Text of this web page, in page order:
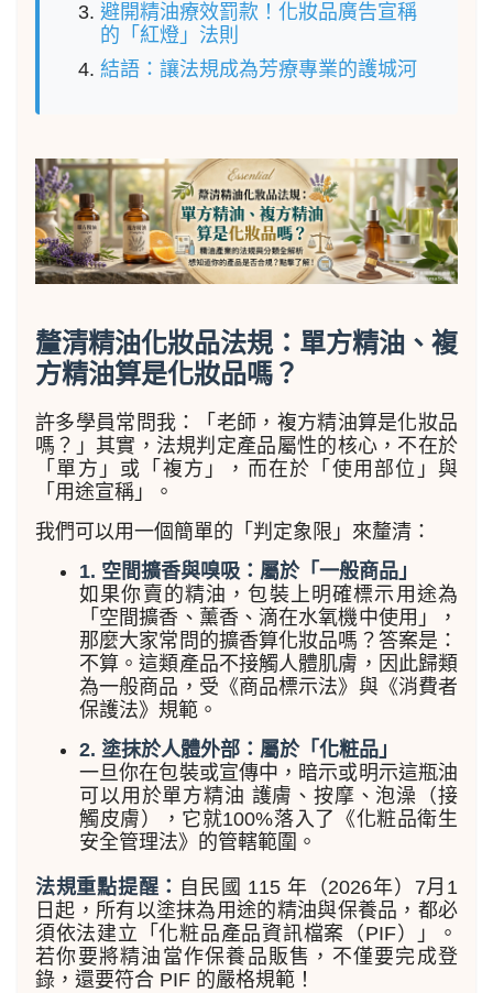
避開精油療效罰款！化妝品廣告宣稱
的「紅燈」法則
結語：讓法規成為芳療專業的護城河
釐清精油化妝品法規：單方精油、複
方精油算是化妝品嗎？
許多學員常問我：「老師，複方精油算是化妝品
嗎？」其實，法規判定產品屬性的核心，不在於
「單方」或「複方」，而在於「使用部位」與
「用途宣稱」。
我們可以用一個簡單的「判定象限」來釐清：
1. 空間擴香與嗅吸：屬於「一般商品」
如果你賣的精油，包裝上明確標示用途為
「空間擴香、薰香、滴在水氧機中使用」，
那麼大家常問的擴香算化妝品嗎？答案是：
不算。這類產品不接觸人體肌膚，因此歸類
為一般商品，受《商品標示法》與《消費者
保護法》規範。
2. 塗抹於人體外部：屬於「化粧品」
一旦你在包裝或宣傳中，暗示或明示這瓶油
可以用於單方精油 護膚、按摩、泡澡（接
觸皮膚），它就100%落入了《化粧品衛生
安全管理法》的管轄範圍。
法規重點提醒： 自民國 115 年（2026年）7月1
日起，所有以塗抹為用途的精油與保養品，都必
須依法建立「化粧品產品資訊檔案（PIF）」。
若你要將精油當作保養品販售，不僅要完成登
錄，還要符合 PIF 的嚴格規範！